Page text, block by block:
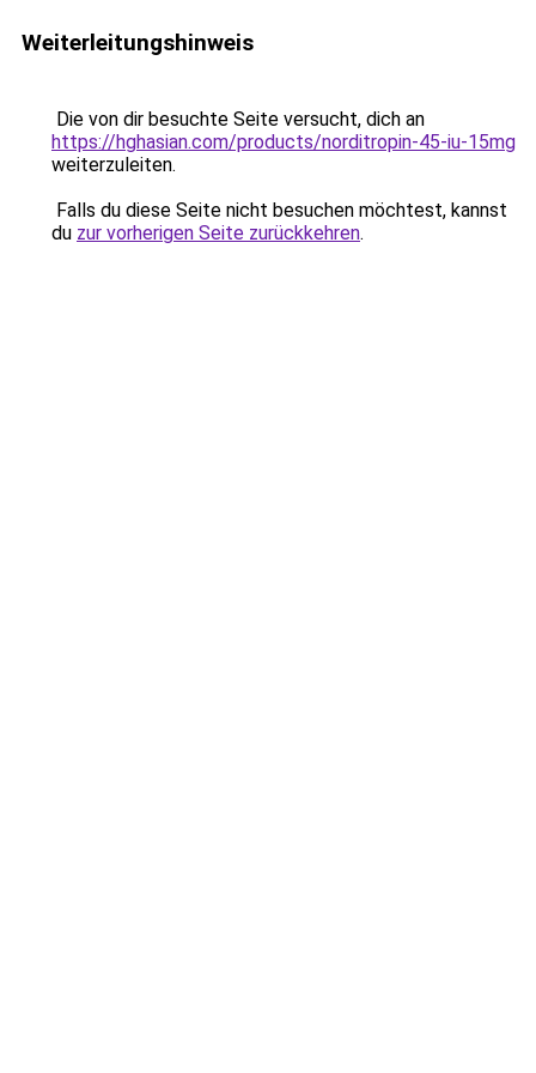
Weiterleitungshinweis
Die von dir besuchte Seite versucht, dich an
https://hghasian.com/products/norditropin-45-iu-15mg
weiterzuleiten.
Falls du diese Seite nicht besuchen möchtest, kannst
du zur vorherigen Seite zurückkehren.